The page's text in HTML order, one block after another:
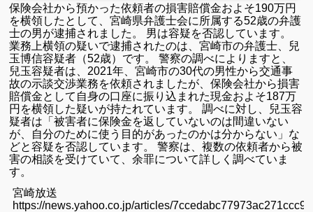
保険会社から預かった依頼者の損害賠償金およそ190万円
を横領したとして、宮崎県弁護士会に所属する52歳の弁護
士の男が逮捕されました。 男は容疑を否認しています。
業務上横領の疑いで逮捕されたのは、宮崎市の弁護士、兒
玉博信容疑者（52歳）です。 警察の調べによりますと、
兒玉容疑者は、2021年、宮崎市の30代の男性から交通事
故の示談交渉業務を依頼されましたが、保険会社から損害
賠償金として自身の口座に振り込まれた現金およそ187万
円を横領した疑いが持たれています。 調べに対し、兒玉容
疑者は「被害者に保険金を返していないのは間違いない
が、自分のために使う目的があったのかは分からない」な
どと容疑を否認しています。 警察は、複数の依頼者から被
害の相談を受けていて、余罪について詳しく調べていま
す。
宮崎放送
https://news.yahoo.co.jp/articles/